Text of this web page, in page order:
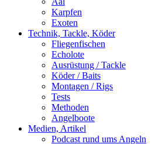
Karpfen
Exoten
Technik, Tackle, Köder
Fliegenfischen
Echolote
Ausrüstung / Tackle
Köder / Baits
Montagen / Rigs
Tests
Methoden
Angelboote
Medien, Artikel
Podcast rund ums Angeln